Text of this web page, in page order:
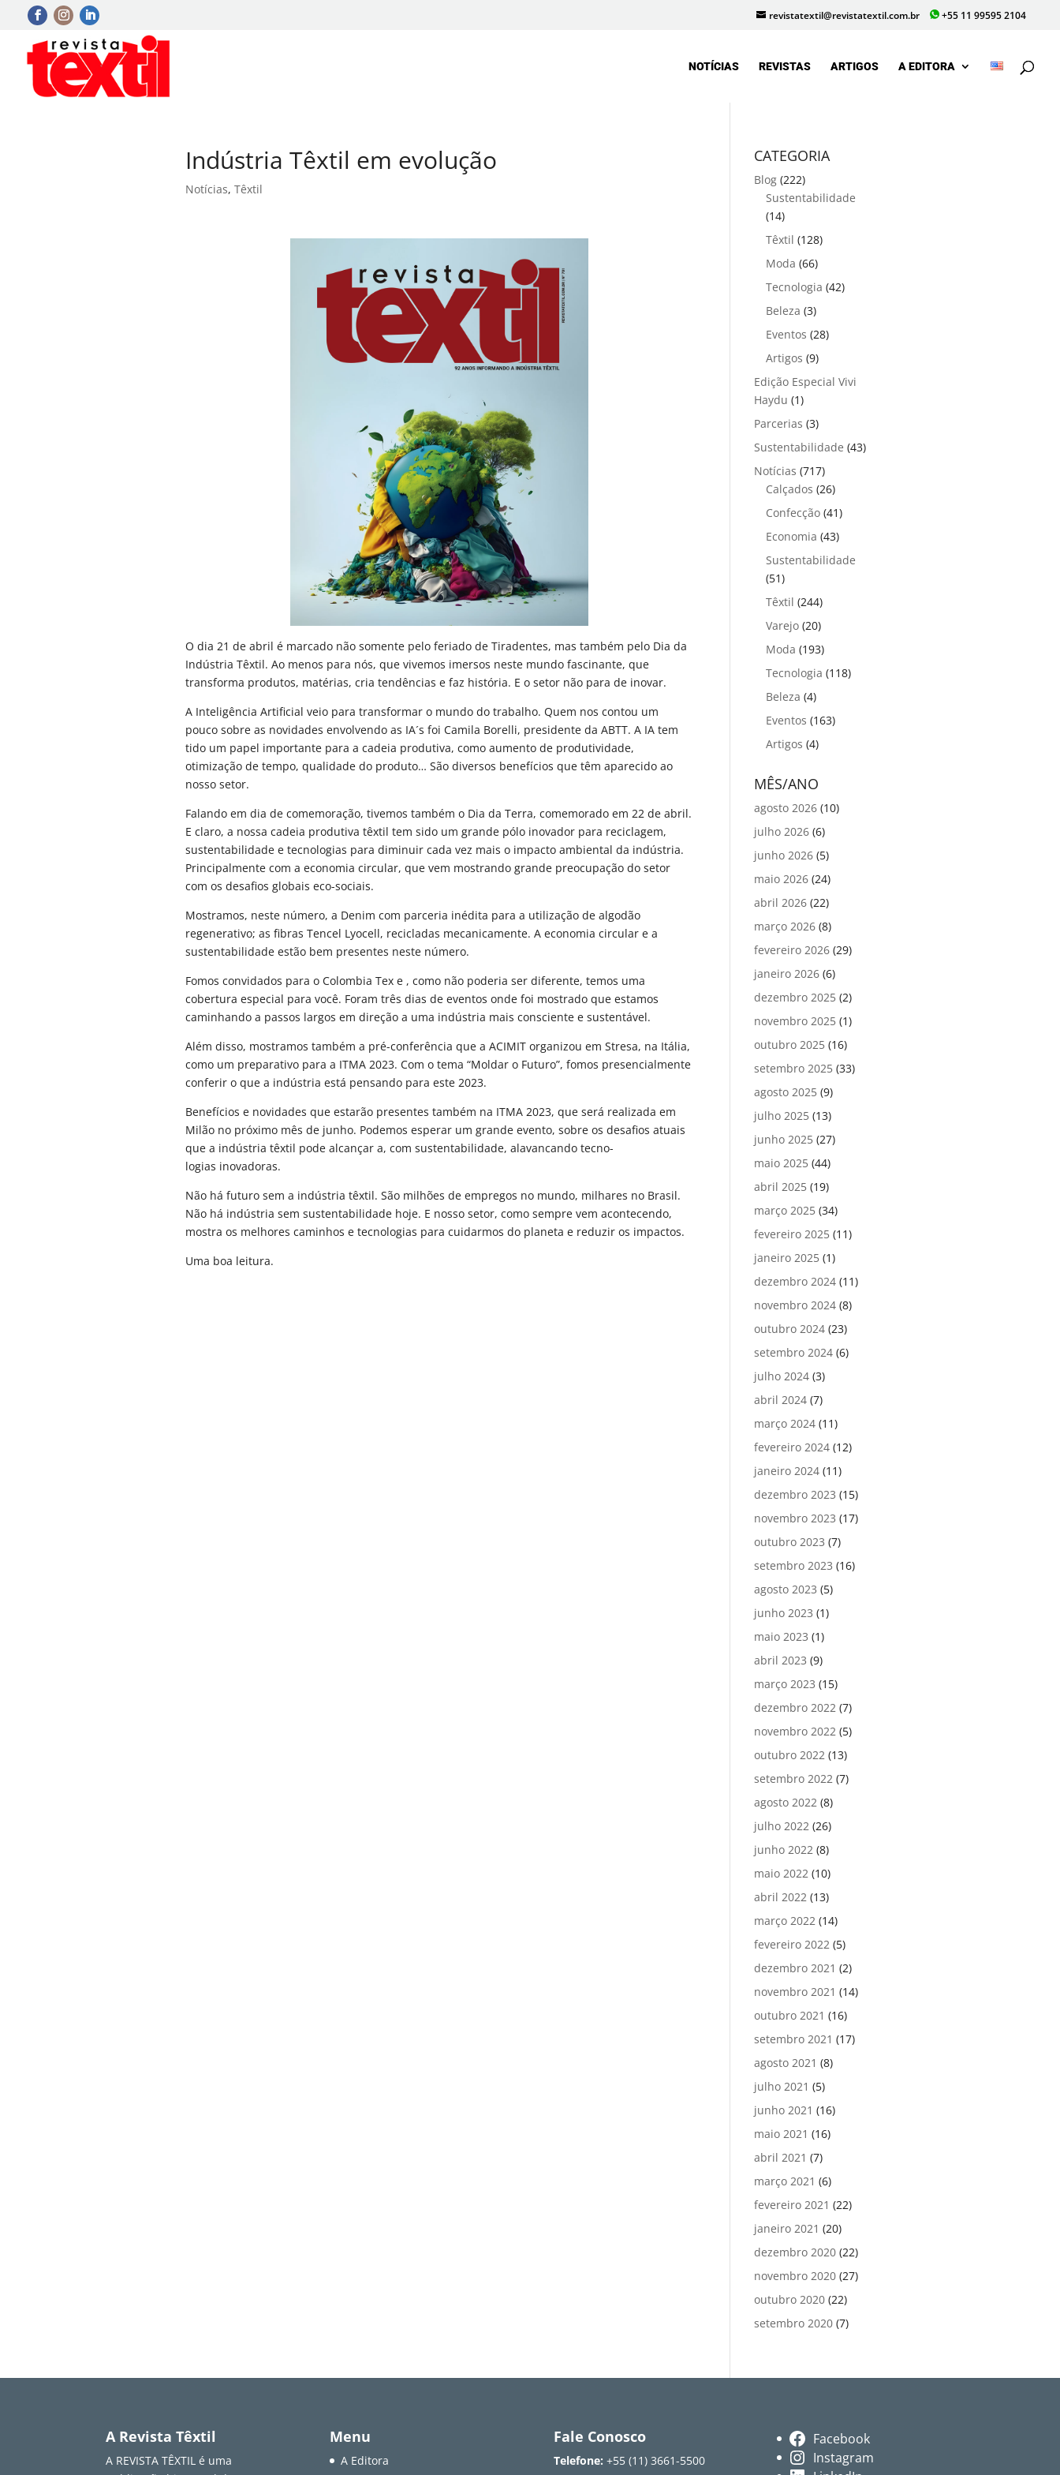
+55 11 99595 2104
revistatextil@revistatextil.com.br
NOTÍCIAS REVISTAS ARTIGOS A EDITORA
Indústria Têxtil em evolução
Notícias,Têxtil
O dia 21 de abril é marcado não somente pelo feriado de Tiradentes, mas também pelo Dia da
Indústria Têxtil. Ao menos para nós, que vivemos imersos neste mundo fascinante, que
transforma produtos, matérias, cria tendências e faz história. E o setor não para de inovar.
A Inteligência Artificial veio para transformar o mundo do trabalho. Quem nos contou um
pouco sobre as novidades envolvendo as IA´s foi Camila Borelli, presidente da ABTT. A IA tem
tido um papel importante para a cadeia produtiva, como aumento de produtividade,
otimização de tempo, qualidade do produto… São diversos benefícios que têm aparecido ao
nosso setor.
Falando em dia de comemoração, tivemos também o Dia da Terra, comemorado em 22 de abril.
E claro, a nossa cadeia produtiva têxtil tem sido um grande pólo inovador para reciclagem,
sustentabilidade e tecnologias para diminuir cada vez mais o impacto ambiental da indústria.
Principalmente com a economia circular, que vem mostrando grande preocupação do setor
com os desafios globais eco-sociais.
Mostramos, neste número, a Denim com parceria inédita para a utilização de algodão
regenerativo; as fibras Tencel Lyocell, recicladas mecanicamente. A economia circular e a
sustentabilidade estão bem presentes neste número.
Fomos convidados para o Colombia Tex e , como não poderia ser diferente, temos uma
cobertura especial para você. Foram três dias de eventos onde foi mostrado que estamos
caminhando a passos largos em direção a uma indústria mais consciente e sustentável.
Além disso, mostramos também a pré-conferência que a ACIMIT organizou em Stresa, na Itália,
como um preparativo para a ITMA 2023. Com o tema “Moldar o Futuro”, fomos presencialmente
conferir o que a indústria está pensando para este 2023.
Benefícios e novidades que estarão presentes também na ITMA 2023, que será realizada em
Milão no próximo mês de junho. Podemos esperar um grande evento, sobre os desafios atuais
que a indústria têxtil pode alcançar a, com sustentabilidade, alavancando tecno-
logias inovadoras.
Não há futuro sem a indústria têxtil. São milhões de empregos no mundo, milhares no Brasil.
Não há indústria sem sustentabilidade hoje. E nosso setor, como sempre vem acontecendo,
mostra os melhores caminhos e tecnologias para cuidarmos do planeta e reduzir os impactos.
Uma boa leitura.
CATEGORIA
Blog (222)
Sustentabilidade
(14)
Têxtil (128)
Moda (66)
Tecnologia (42)
Beleza (3)
Eventos (28)
Artigos (9)
Edição Especial Vivi
Haydu (1)
Parcerias (3)
Sustentabilidade (43)
Notícias (717)
Calçados (26)
Confecção (41)
Economia (43)
Sustentabilidade
(51)
Têxtil (244)
Varejo (20)
Moda (193)
Tecnologia (118)
Beleza (4)
Eventos (163)
Artigos (4)
MÊS/ANO
agosto 2026 (10)
julho 2026 (6)
junho 2026 (5)
maio 2026 (24)
abril 2026 (22)
março 2026 (8)
fevereiro 2026 (29)
janeiro 2026 (6)
dezembro 2025 (2)
novembro 2025 (1)
outubro 2025 (16)
setembro 2025 (33)
agosto 2025 (9)
julho 2025 (13)
junho 2025 (27)
maio 2025 (44)
abril 2025 (19)
março 2025 (34)
fevereiro 2025 (11)
janeiro 2025 (1)
dezembro 2024 (11)
novembro 2024 (8)
outubro 2024 (23)
setembro 2024 (6)
julho 2024 (3)
abril 2024 (7)
março 2024 (11)
fevereiro 2024 (12)
janeiro 2024 (11)
dezembro 2023 (15)
novembro 2023 (17)
outubro 2023 (7)
setembro 2023 (16)
agosto 2023 (5)
junho 2023 (1)
maio 2023 (1)
abril 2023 (9)
março 2023 (15)
dezembro 2022 (7)
novembro 2022 (5)
outubro 2022 (13)
setembro 2022 (7)
agosto 2022 (8)
julho 2022 (26)
junho 2022 (8)
maio 2022 (10)
abril 2022 (13)
março 2022 (14)
fevereiro 2022 (5)
dezembro 2021 (2)
novembro 2021 (14)
outubro 2021 (16)
setembro 2021 (17)
agosto 2021 (8)
julho 2021 (5)
junho 2021 (16)
maio 2021 (16)
abril 2021 (7)
março 2021 (6)
fevereiro 2021 (22)
janeiro 2021 (20)
dezembro 2020 (22)
novembro 2020 (27)
outubro 2020 (22)
setembro 2020 (7)
A Revista Têxtil
A REVISTA TÊXTIL é uma
Menu
A Editora
Fale Conosco
Telefone: +55 (11) 3661-5500
Facebook
Instagram